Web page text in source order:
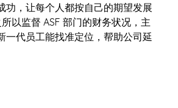
功，让每个人都按自己的期望发展
以监督 ASF 部门的财务状况，主
一代员工能找准定位，帮助公司延